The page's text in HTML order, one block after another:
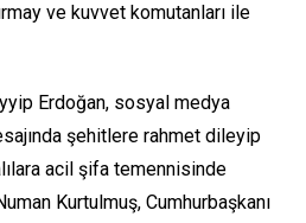
ve kuvvet komutanları ile
Erdoğan, sosyal medya
şehitlere rahmet dileyip
acil şifa temennisinde
Kurtulmuş, Cumhurbaşkanı